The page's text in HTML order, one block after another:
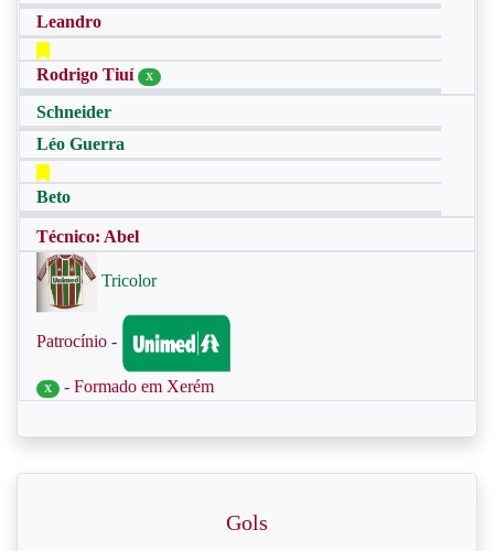
Leandro
Rodrigo Tiuí X
Schneider
Léo Guerra
Beto
Técnico: Abel
Tricolor
Patrocínio -
X - Formado em Xerém
Gols